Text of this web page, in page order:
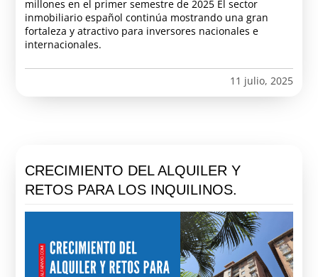
millones en el primer semestre de 2025 El sector
inmobiliario español continúa mostrando una gran
fortaleza y atractivo para inversores nacionales e
internacionales.
11 julio, 2025
CRECIMIENTO DEL ALQUILER Y
RETOS PARA LOS INQUILINOS.